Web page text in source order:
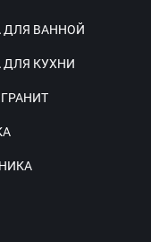
ДЛЯ ВАННОЙ
ДЛЯ КУХНИ